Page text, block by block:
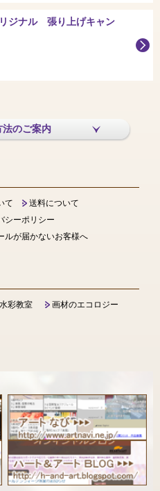
ジナル 張り上げキャン
法のご案内
て
送料について
シーポリシー
ルが届かないお客様へ
水彩教室
画材のエコロジー